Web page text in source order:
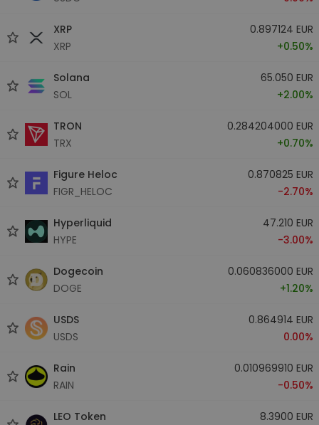
XRP
XRP
0.897124 EUR
+0.50%
Solana
SOL
65.050 EUR
+2.00%
TRON
TRX
0.284204000 EUR
+0.70%
Figure Heloc
FIGR_HELOC
0.870825 EUR
-2.70%
Hyperliquid
HYPE
47.210 EUR
-3.00%
Dogecoin
DOGE
0.060836000 EUR
+1.20%
USDS
USDS
0.864914 EUR
0.00%
Rain
RAIN
0.010969910 EUR
-0.50%
LEO Token
8.3900 EUR